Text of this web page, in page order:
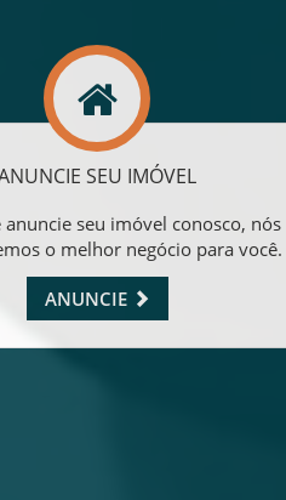
SEU IMÓVEL
anuncie seu imóvel conosco, nós
o melhor negócio para você.
ANUNCIE